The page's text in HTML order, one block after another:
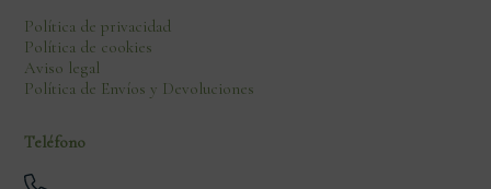
Política de privacidad
Política de cookies
Aviso legal
Política de Envíos y Devoluciones
Teléfono